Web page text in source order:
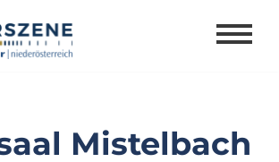
Mistelbach